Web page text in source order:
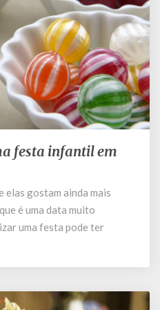
festa infantil em
elas gostam ainda mais
é uma data muito
uma festa pode ter